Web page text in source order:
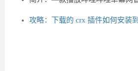
攻略：下载的 crx 插件如何安装